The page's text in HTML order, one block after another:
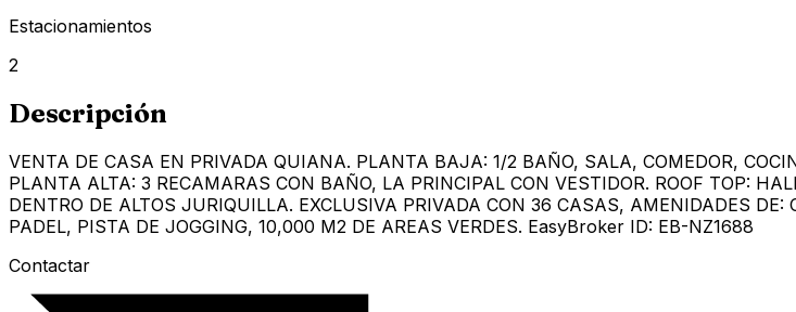
Estacionamientos
2
Descripción
VENTA DE CASA EN PRIVADA QUIANA. PLANTA BAJA: 1/2 BAÑO, SALA, COMEDOR,
PLANTA ALTA: 3 RECAMARAS CON BAÑO, LA PRINCIPAL CON VESTIDOR. ROOF TOP:
DENTRO DE ALTOS JURIQUILLA. EXCLUSIVA PRIVADA CON 36 CASAS, AMENIDADES
PADEL, PISTA DE JOGGING, 10,000 M2 DE AREAS VERDES. EasyBroker ID: EB-NZ1688
Contactar